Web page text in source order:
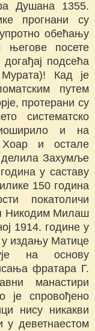
Душана 1355.
прогнани су
обећању
посете
подсећа
Кад је
путем
протерани су
систематско
и на
и остале
делила Захумље
у саставу
150 година
покатоличи
Никодим Милаш
1914. године у
у издању Матице
на основу
фратара Г.
манастири
је спровођено
нису никакви
у деветнаестом